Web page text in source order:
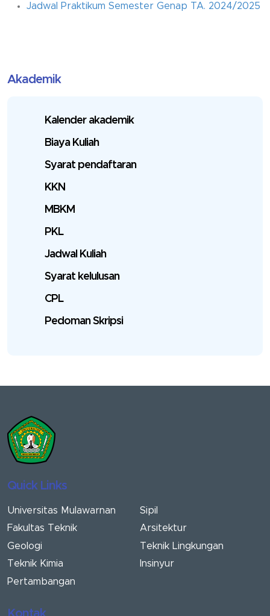
Jadwal Praktikum Semester Genap TA. 2024/2025
Akademik
Kalender akademik
Biaya Kuliah
Syarat pendaftaran
KKN
MBKM
PKL
Jadwal Kuliah
Syarat kelulusan
CPL
Pedoman Skripsi
Quick Links
Universitas Mulawarnan
Fakultas Teknik
Geologi
Teknik Kimia
Pertambangan
Sipil
Arsitektur
Teknik Lingkungan
Insinyur
Kontak